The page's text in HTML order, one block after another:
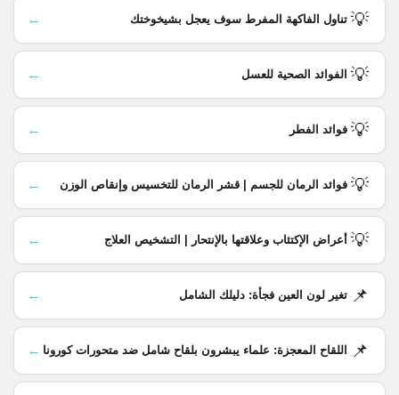
💡 تناول الفاكهة المفرط سوف يعجل بشيخوختك ←
💡 الفوائد الصحية للعسل ←
💡 فوائد الفطر ←
💡 فوائد الرمان للجسم | قشر الرمان للتخسيس وإنقاص الوزن ←
💡 أعراض الإكتئاب وعلاقتها بالإنتحار | التشخيص العلاج ←
📌 تغير لون العين فجأة: دليلك الشامل ←
📌 اللقاح المعجزة: علماء يبشرون بلقاح شامل ضد متحورات كورونا ←